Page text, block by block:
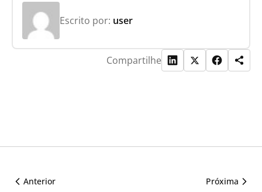
Escrito por: user
Compartilhe
Anterior Próxima